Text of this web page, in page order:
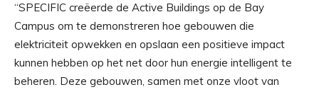
“SPECIFIC creëerde de Active Buildings op de Bay
Campus om te demonstreren hoe gebouwen die
elektriciteit opwekken en opslaan een positieve impact
kunnen hebben op het net door hun energie intelligent te
beheren. Deze gebouwen, samen met onze vloot van